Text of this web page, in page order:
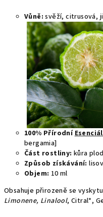
Vůně: svěží, citrusová,
100% Přírodní
bergamia]
Část rostliny: kůra
Způsob získávání:
Objem: 10 ml
Obsahuje přirozeně se
Limonene, Linalool, Citral*,